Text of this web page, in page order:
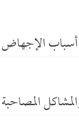
أسباب الإجهاض
المصاحبة